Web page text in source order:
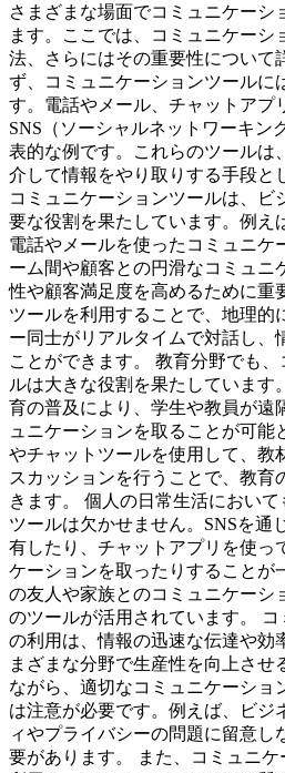
さまざまな場面でコミュニケーシ
ます。ここでは、コミュニケーシ
法、さらにはその重要性について
ず、コミュニケーションツールに
す。電話やメール、チャットアプ
SNS（ソーシャルネットワーキン
表的な例です。これらのツールは
介して情報をやり取りする手段と
コミュニケーションツールは、ビ
要な役割を果たしています。例え
電話やメールを使ったコミュニケ
ーム間や顧客との円滑なコミュニ
性や顧客満足度を高めるために重
ツールを利用することで、地理的
ー同士がリアルタイムで対話し、
ことができます。 教育分野でも
ルは大きな役割を果たしています
育の普及により、学生や教員が遠
ュニケーションを取ることが可能
やチャットツールを使用して、教
スカッションを行うことで、教育
きます。 個人の日常生活におい
ツールは欠かせません。SNSを通
有したり、チャットアプリを使っ
ケーションを取ったりすることが
の友人や家族とのコミュニケーシ
のツールが活用されています。
の利用は、情報の迅速な伝達や効
まざまな分野で生産性を向上させ
ながら、適切なコミュニケーショ
は注意が必要です。例えば、ビジ
ィやプライバシーの問題に留意し
要があります。 また、コミュニ